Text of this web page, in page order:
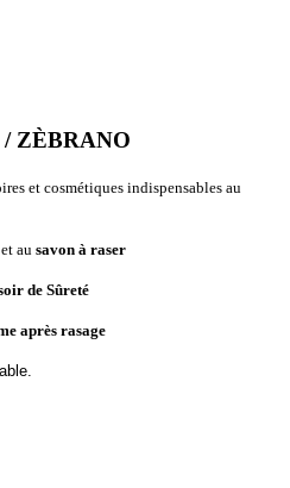
/ ZÈBRANO
et cosmétiques indispensables au
et au savon à raser
de Sûreté
après rasage